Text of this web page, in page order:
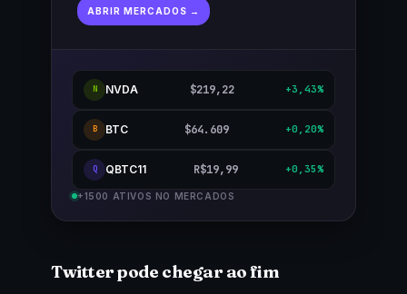
ABRIR MERCADOS →
N NVDA $219,22 +3,43%
B BTC $64.609 +0,20%
Q QBTC11 R$19,99 +0,35%
+1500 ATIVOS NO MERCADOS
Twitter pode chegar ao fim